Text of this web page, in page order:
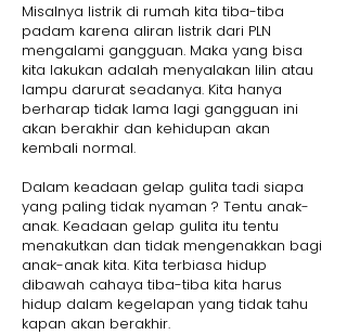
Misalnya listrik di rumah kita tiba-tiba
padam karena aliran listrik dari PLN
mengalami gangguan. Maka yang bisa
kita lakukan adalah menyalakan lilin atau
lampu darurat seadanya. Kita hanya
berharap tidak lama lagi gangguan ini
akan berakhir dan kehidupan akan
kembali normal.
Dalam keadaan gelap gulita tadi siapa
yang paling tidak nyaman ? Tentu anak-
anak. Keadaan gelap gulita itu tentu
menakutkan dan tidak mengenakkan bagi
anak-anak kita. Kita terbiasa hidup
dibawah cahaya tiba-tiba kita harus
hidup dalam kegelapan yang tidak tahu
kapan akan berakhir.